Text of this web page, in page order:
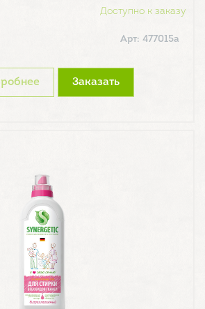
Доступно к заказу
Арт: 477015а
Заказать